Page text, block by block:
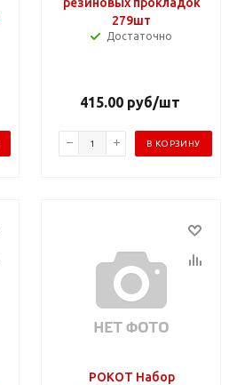
279шт
Достаточно
415.00руб/шт
В КОРЗИНУ
РОКОТ Набор